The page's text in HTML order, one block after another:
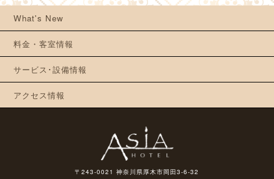
What's New
料金・客室情報
サービス･設備情報
アクセス情報
〒243-0021 神奈川県厚木市岡田3-6-32